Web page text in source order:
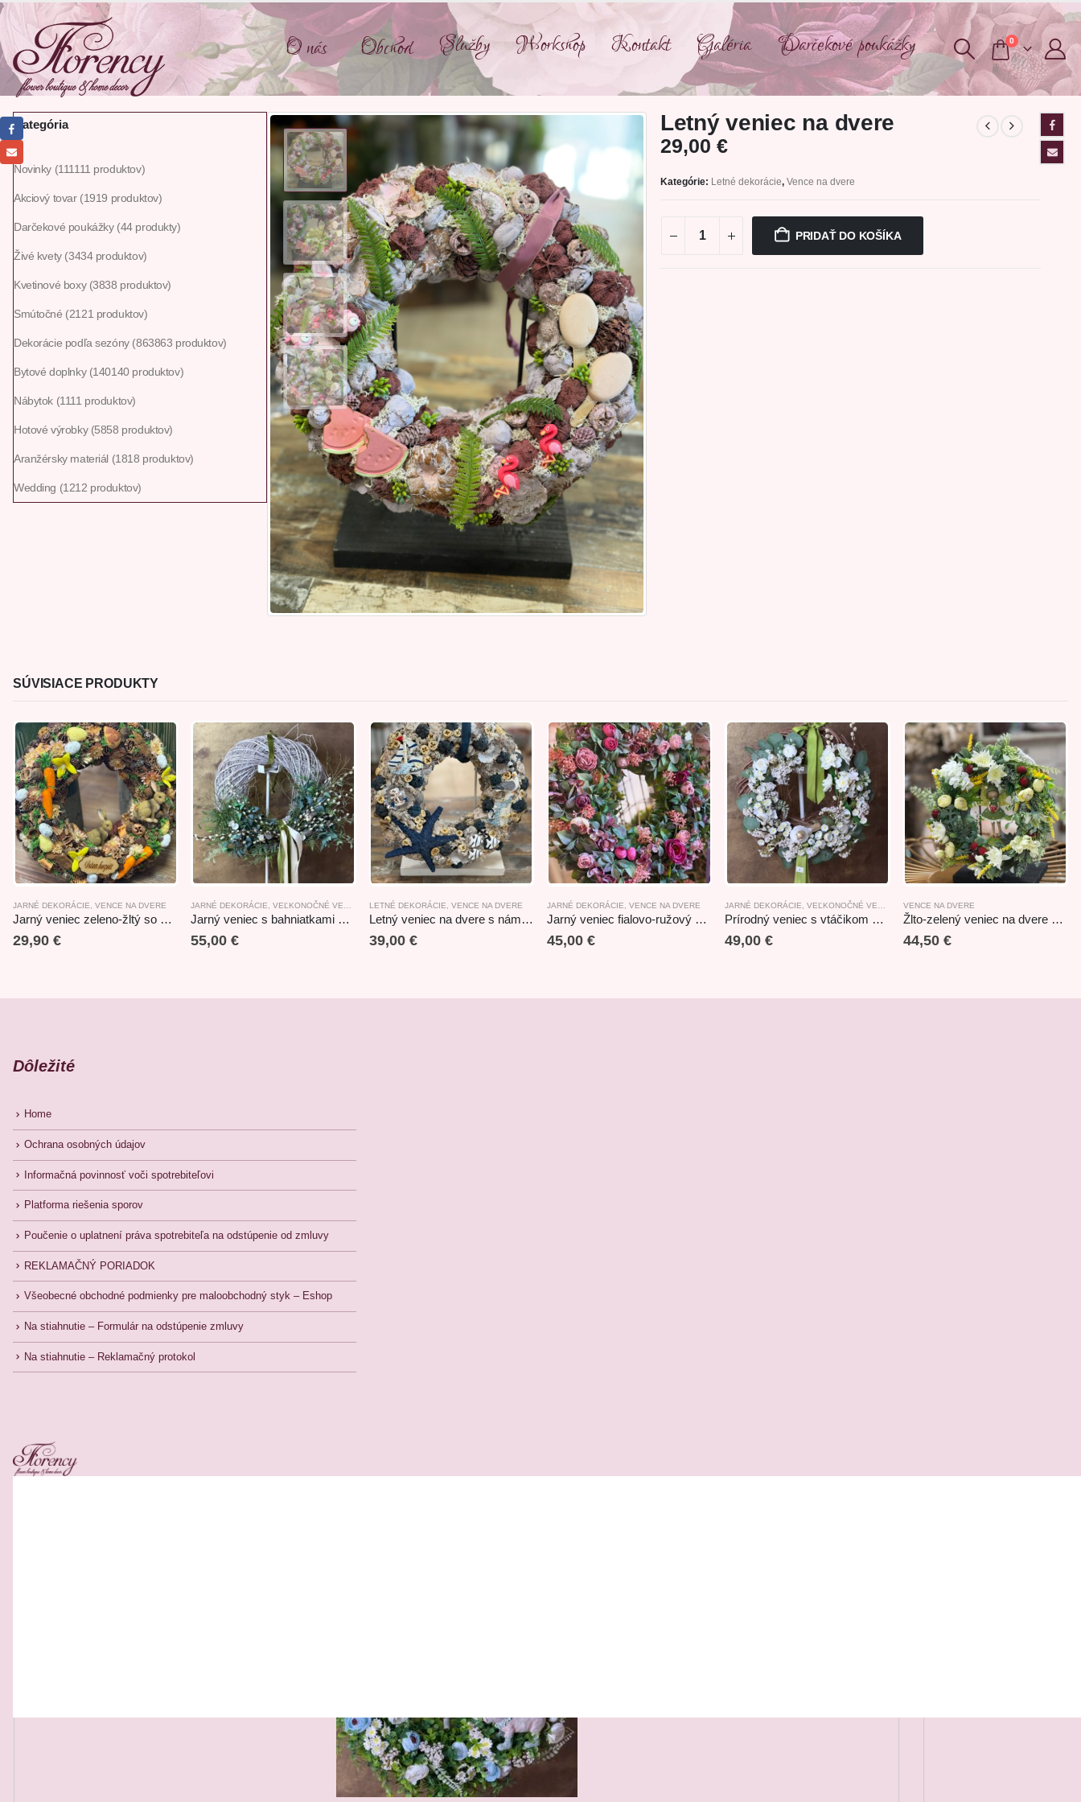
O nás Obchod Služby Workshop Kontakt Galéria Darčekové poukážky 0
Letný veniec na dvere
29,00 €
Kategórie: Letné dekorácie, Vence na dvere
PRIDAŤ DO KOŠÍKA
Kategória
Novinky 111111 produktov
Akciový tovar 1919 produktov
Darčekové poukážky 44 produkty
Živé kvety 3434 produktov
Kvetinové boxy 3838 produktov
Smútočné 21 21 produktov
Dekorácie podľa sezóny 863863 produktov
Bytové doplnky 140140 produktov
Nábytok 1111 produktov
Hotové výrobky 5858 produktov
Aranžérsky materiál 1818 produktov
Wedding 1212 produktov
SÚVISIACE PRODUKTY
JARNÉ DEKORÁCIE VENCE NA DVERE
Jarný veniec zeleno-žltý so zajačikmi 29cm
29,90 €
JARNÉ DEKORÁCIE ,VEĽKONOČNÉ VENCE NA DVERE ,VENCE NA DVERE
Jarný veniec s bahniatkami v prírodnom štýle 92x53cm
55,00€
LETNÉ DEKORÁCIE VENCE NA DVERE
Letný veniec na dvere s námorníckym motívom
39,00 €
JARNÉ DEKORÁCIE VENCE NA DVERE
Jarný veniec fialovo-ružový 44cm
45,00 €
JARNÉ DEKORÁCIE ,VEĽKONOČNÉ VENCE NA DVERE ,VENCE NA DVERE
Prírodný veniec s vtáčikom 42cm
49,00€
VENCE NA DVERE
Žlto-zelený veniec na dvere s jahodami 39cm
44,50 €
Dôležité
Home
Ochrana osobných údajov
Informačná povinnosť voči spotrebiteľovi
Platforma riešenia sporov
Poučenie o uplatnení práva spotrebiteľa na odstúpenie od zmluvy
REKLAMAČNÝ PORIADOK
Všeobecné obchodné podmienky pre maloobchodný styk – Eshop
Na stiahnutie – Formulár na odstúpenie zmluvy
Na stiahnutie – Reklamačný protokol